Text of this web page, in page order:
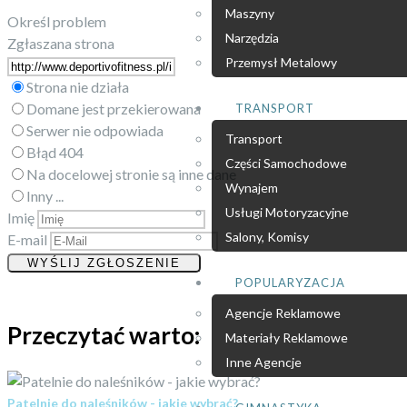
Maszyny
Narzędzia
Przemysł Metalowy
TRANSPORT
Transport
Części Samochodowe
Wynajem
Usługi Motoryzacyjne
Salony, Komisy
POPULARYZACJA
Agencje Reklamowe
Materiały Reklamowe
Inne Agencje
Określ problem
Zgłaszana strona
Strona nie działa
Domane jest przekierowana
Serwer nie odpowiada
Błąd 404
Na docelowej stronie są inne dane
Inny ...
Imię
E-mail
Przeczytać warto:
Patelnie do naleśników - jakie wybrać?